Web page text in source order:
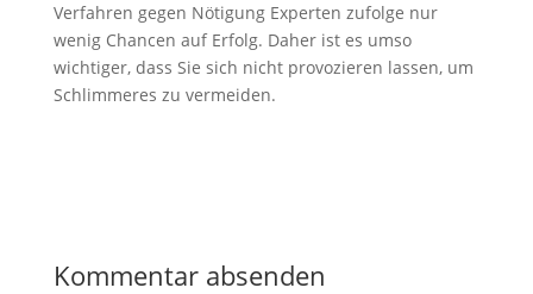
Verfahren gegen Nötigung Experten zufolge nur
wenig Chancen auf Erfolg. Daher ist es umso
wichtiger, dass Sie sich nicht provozieren lassen, um
Schlimmeres zu vermeiden.
Kommentar absenden